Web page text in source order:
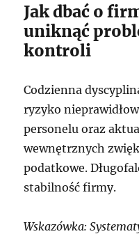
Jak dbać o
uniknąć
kontroli
Codzienna
ryzyko
personelu oraz
wewnętrznych
podatkowe.
stabilność firmy.
Wskazówka: